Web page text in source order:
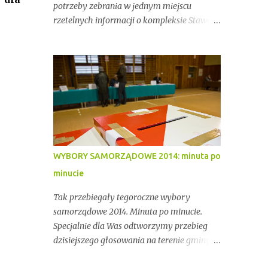
potrzeby zebrania w jednym miejscu
rzetelnych informacji o kompleksie Stawów
gospodarczym i społecznym. Przez lata
stawy te były miejscem stabilnej hodowli
ryb, ważnym punktem lokalnej tożsamości
oraz kluczowym elementem ekosystemu
Doliny Baryczy. W ostatnich latach stały się
jednak również przedmiotem konfliktów,
napięć i realnych zagrożeń związanych z
brakiem ciągłości dzierżawy oraz
niewystarczającym wsparciem
instytucjonalnym.
WYBORY SAMORZĄDOWE 2014: minuta po
minucie
Tak przebiegały tegoroczne wybory
samorządowe 2014. Minuta po minucie.
Specjalnie dla Was odtworzymy przebieg
dzisiejszego głosowania na terenie gminy